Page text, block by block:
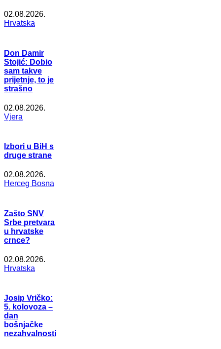
02.08.2026.
Hrvatska
Don Damir
Stojić: Dobio
sam takve
prijetnje, to je
strašno
02.08.2026.
Vjera
Izbori u BiH s
druge strane
02.08.2026.
Herceg Bosna
Zašto SNV
Srbe pretvara
u hrvatske
crnce?
02.08.2026.
Hrvatska
Josip Vričko:
5. kolovoza –
dan
bošnjačke
nezahvalnosti